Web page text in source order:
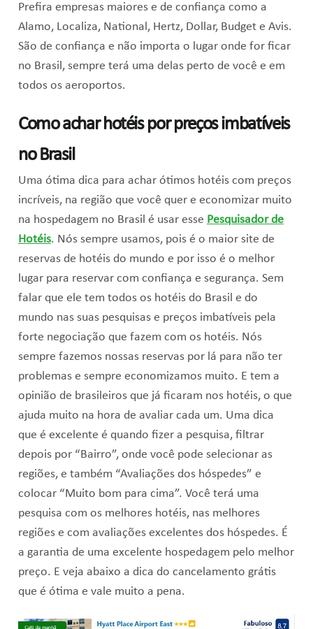
Prefira empresas maiores e de confiança como a
Alamo, Localiza, National, Hertz, Dollar, Budget e Avis.
São de confiança e não importa o lugar onde for ficar
no Brasil, sempre terá uma delas perto de você e em
todos os aeroportos.
Como achar hotéis por preços imbatíveis
no Brasil
Uma ótima dica para achar ótimos hotéis com preços
incríveis, na região que você quer e economizar muito
na hospedagem no Brasil é usar esse Pesquisador de
Hotéis. Nós sempre usamos, pois é o maior site de
reservas de hotéis do mundo e por isso é o melhor
lugar para reservar com confiança e segurança. Sem
falar que ele tem todos os hotéis do Brasil e do
mundo nas suas pesquisas e preços imbatíveis pela
forte negociação que fazem com os hotéis. Nós
sempre fazemos nossas reservas por lá para não ter
problemas e sempre economizamos muito. E tem a
opinião de brasileiros que já ficaram nos hotéis, o que
ajuda muito na hora de avaliar cada um. Uma dica
que é excelente é quando fizer a pesquisa, filtrar
depois por “Bairro”, onde você pode selecionar as
regiões, e também “Avaliações dos hóspedes” e
colocar “Muito bom para cima”. Você terá uma
pesquisa com os melhores hotéis, nas melhores
regiões e com avaliações excelentes dos hóspedes. É
a garantia de uma excelente hospedagem pelo melhor
preço. E veja abaixo a dica do cancelamento grátis
que é ótima e vale muito a pena.